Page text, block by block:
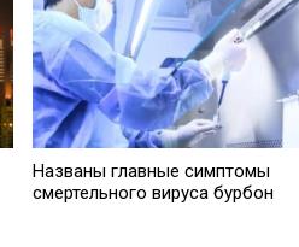
Названы главные симптомы
смертельного вируса бурбон